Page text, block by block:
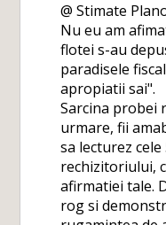
@ Stimate
Nu eu am
flotei s-au
paradisele
apropiatii sai".
Sarcina probei
urmare, fii
sa lecturez
rechizitoriului,
afirmatiei tale.
rog si